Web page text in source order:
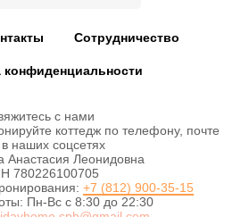
Сотрудничество
конфиденциальности
с нами
коттедж по телефону, почте
наших соцсетях
Леонидовна
780226100705
+7 (812) 900-35-15
Пн-Вс с 8:30 до 22:30